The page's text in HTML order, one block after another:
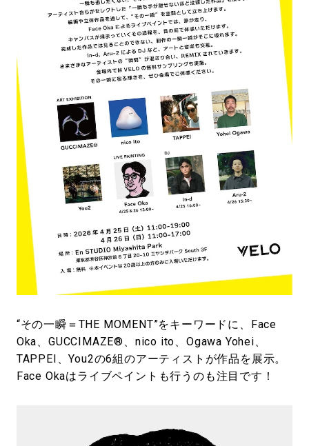
“その一瞬＝THE MOMENT”をキーワードに、Face
Oka、GUCCIMAZE®、nico ito、Ogawa Yohei、
TAPPEI、You2の6組のアーティストが作品を展示。
Face Okaはライブペイントも行うのも注目です！